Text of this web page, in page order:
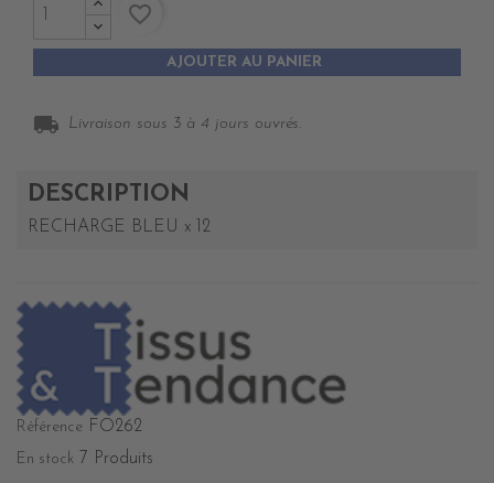
AJOUTER AU PANIER
favorite_border
local_shipping Livraison sous 3 à 4 jours ouvrés.
DESCRIPTION
RECHARGE BLEU x 12
Référence FO262
En stock 7 Produits